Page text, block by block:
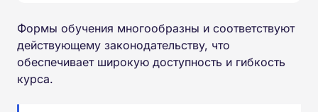
Формы обучения многообразны и соответствуют
действующему законодательству, что
обеспечивает широкую доступность и гибкость
курса.